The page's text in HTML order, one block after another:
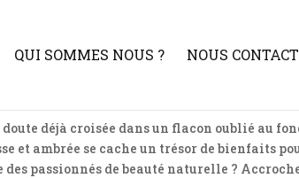
QUI SOMMES NOUS ? NOUS
déjà croisée dans un flacon oublié au
et ambrée se cache un trésor de bienfaits
passionnés de beauté naturelle ?